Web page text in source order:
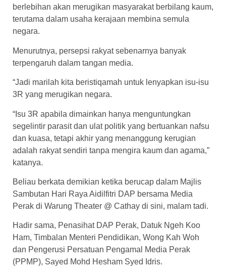
berlebihan akan merugikan masyarakat berbilang kaum,
terutama dalam usaha kerajaan membina semula
negara.
Menurutnya, persepsi rakyat sebenarnya banyak
terpengaruh dalam tangan media.
“Jadi marilah kita beristiqamah untuk lenyapkan isu-isu
3R yang merugikan negara.
“Isu 3R apabila dimainkan hanya menguntungkan
segelintir parasit dan ulat politik yang bertuankan nafsu
dan kuasa, tetapi akhir yang menanggung kerugian
adalah rakyat sendiri tanpa mengira kaum dan agama,”
katanya.
Beliau berkata demikian ketika berucap dalam Majlis
Sambutan Hari Raya Aidilfitri DAP bersama Media
Perak di Warung Theater @ Cathay di sini, malam tadi.
Hadir sama, Penasihat DAP Perak, Datuk Ngeh Koo
Ham, Timbalan Menteri Pendidikan, Wong Kah Woh
dan Pengerusi Persatuan Pengamal Media Perak
(PPMP), Sayed Mohd Hesham Syed Idris.